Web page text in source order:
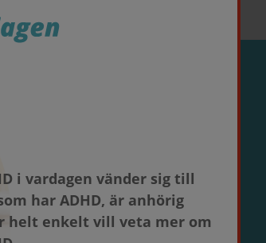
i vardagen vänder sig till
har ADHD, är anhörig
helt enkelt vill veta mer om